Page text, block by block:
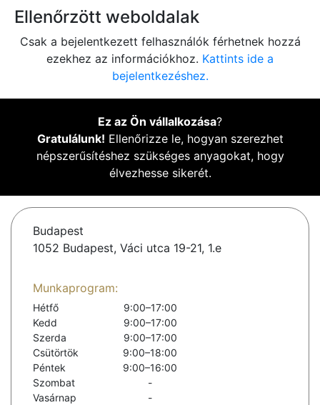
Ellenőrzött weboldalak
Csak a bejelentkezett felhasználók férhetnek hozzá
ezekhez az információkhoz. Kattints ide a
bejelentkezéshez.
Ez az Ön vállalkozása?
Gratulálunk! Ellenőrizze le, hogyan szerezhet
népszerűsítéshez szükséges anyagokat, hogy
élvezhesse sikerét.
Budapest
1052 Budapest, Váci utca 19-21, 1.e
Munkaprogram:
Hétfő
9:00–17:00
Kedd
9:00–17:00
Szerda
9:00–17:00
Csütörtök
9:00–18:00
Péntek
9:00–16:00
Szombat
-
Vasárnap
-